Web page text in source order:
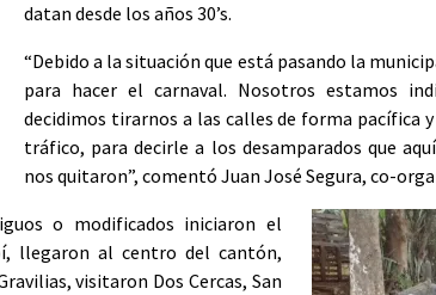
datan desde los años 30’s.
“Debido a la situación que está pasando la
para hacer el carnaval. Nosotros estamos
decidimos tirarnos a las calles de forma pacífica
tráfico, para decirle a los desamparados que
nos quitaron”, comentó Juan José Segura, co-
o modificados iniciaron el
llegaron al centro del cantón,
visitaron Dos Cercas, San